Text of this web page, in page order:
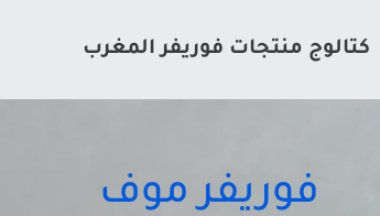
كتالوج منتجات فوريفر المغرب
فوريفر موف